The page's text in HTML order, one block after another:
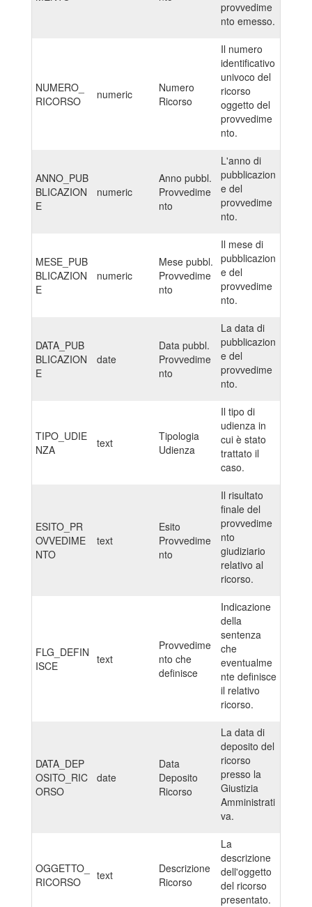
provvedime
nto emesso.
NUMERO_
RICORSO
numeric
Numero
Ricorso
Il numero
identificativo
univoco del
ricorso
oggetto del
provvedime
nto.
ANNO_PUB
BLICAZION
E
numeric
Anno pubbl.
Provvedime
nto
L'anno di
pubblicazion
e del
provvedime
nto.
MESE_PUB
BLICAZION
E
numeric
Mese pubbl.
Provvedime
nto
Il mese di
pubblicazion
e del
provvedime
nto.
DATA_PUB
BLICAZION
E
date
Data pubbl.
Provvedime
nto
La data di
pubblicazion
e del
provvedime
nto.
TIPO_UDIE
NZA
text
Tipologia
Udienza
Il tipo di
udienza in
cui è stato
trattato il
caso.
ESITO_PR
OVVEDIME
NTO
text
Esito
Provvedime
nto
Il risultato
finale del
provvedime
nto
giudiziario
relativo al
ricorso.
FLG_DEFIN
ISCE
text
Provvedime
nto che
definisce
Indicazione
della
sentenza
che
eventualme
nte definisce
il relativo
ricorso.
DATA_DEP
OSITO_RIC
ORSO
date
Data
Deposito
Ricorso
La data di
deposito del
ricorso
presso la
Giustizia
Amministrati
va.
OGGETTO_
RICORSO
text
Descrizione
Ricorso
La
descrizione
dell'oggetto
del ricorso
presentato.